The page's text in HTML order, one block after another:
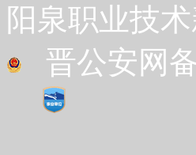
阳泉职业技
晋公安网